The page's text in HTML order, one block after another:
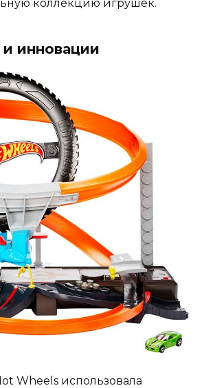
коллекцию игрушек.
инновации
Wheels использовала